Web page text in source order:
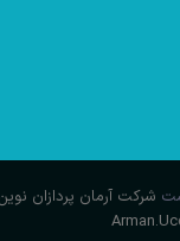
شرکت آرمان پردازان